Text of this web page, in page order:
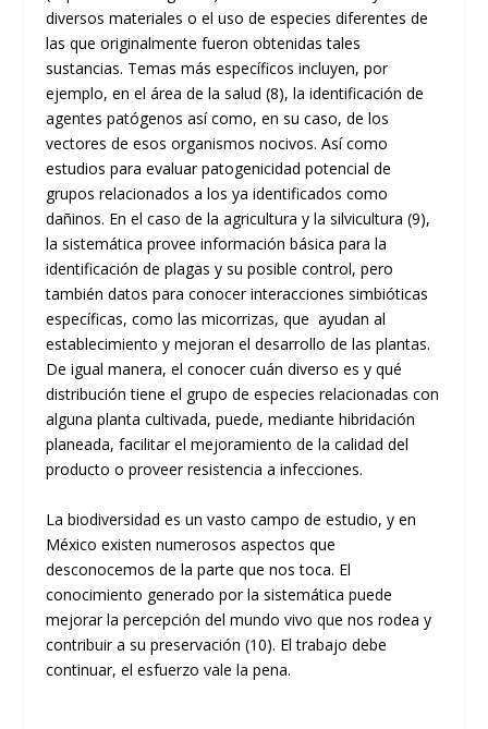
diversos materiales o el uso de especies diferentes de
las que originalmente fueron obtenidas tales
sustancias. Temas más específicos incluyen, por
ejemplo, en el área de la salud (8), la identificación de
agentes patógenos así como, en su caso, de los
vectores de esos organismos nocivos. Así como
estudios para evaluar patogenicidad potencial de
grupos relacionados a los ya identificados como
dañinos. En el caso de la agricultura y la silvicultura (9),
la sistemática provee información básica para la
identificación de plagas y su posible control, pero
también datos para conocer interacciones simbióticas
específicas, como las micorrizas, que ayudan al
establecimiento y mejoran el desarrollo de las plantas.
De igual manera, el conocer cuán diverso es y qué
distribución tiene el grupo de especies relacionadas con
alguna planta cultivada, puede, mediante hibridación
planeada, facilitar el mejoramiento de la calidad del
producto o proveer resistencia a infecciones.
La biodiversidad es un vasto campo de estudio, y en
México existen numerosos aspectos que
desconocemos de la parte que nos toca. El
conocimiento generado por la sistemática puede
mejorar la percepción del mundo vivo que nos rodea y
contribuir a su preservación (10). El trabajo debe
continuar, el esfuerzo vale la pena.